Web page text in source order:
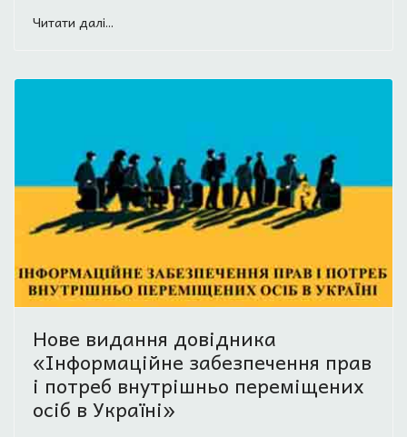
Читати далі...
Нове видання довідника
«Інформаційне забезпечення прав
і потреб внутрішньо переміщених
осіб в Україні»